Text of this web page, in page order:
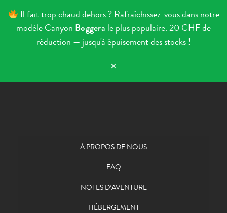
Il fait trop chaud dehors ? Rafraîchissez-vous dans notre
modèle Canyon Boggera le plus populaire. 20 CHF de
réduction — jusqu'à épuisement des stocks !
×
À PROPOS DE NOUS
FAQ
NOTES D’AVENTURE
HÉBERGEMENT